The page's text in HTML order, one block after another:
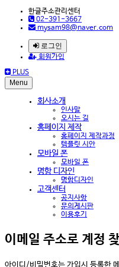
한글주소관리센터
02-391-3667
mysam98@naver.com
로그인
회원가입
PLUS
Menu
회사소개
인사말
오시는 길
홈페이지 제작
홈페이지 제작과정
템플릿 시안
모바일 폰
모바일 폰
명함 디자인
명함디자인
고객센터
공지사항
문의게시판
이용후기
이메일 주소로 계정 찾
아이디/비밀번호는 가입시 등록한